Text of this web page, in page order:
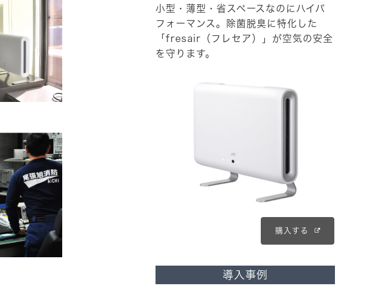
小型・薄型・省スペースなのにハイパ
フォーマンス。除菌脱臭に特化した
「fresair（フレセア）」が空気の安全
を守ります。
購入する
導入事例